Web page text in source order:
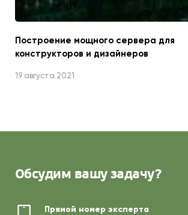
Построение мощного сервера для
конструкторов и дизайнеров
19 августа 2021
Обсудим вашу задачу?
Прямой номер эксперта